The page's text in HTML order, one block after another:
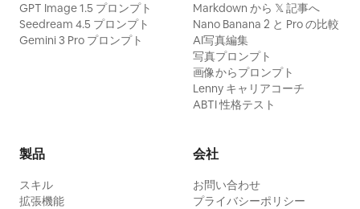
GPT Image 1.5 プロンプト
Seedream 4.5 プロンプト
Gemini 3 Pro プロンプト
Markdown から 𝕏 記事へ
Nano Banana 2 と Pro の比較
AI写真編集
写真プロンプト
画像からプロンプト
Lenny キャリアコーチ
ABTI 性格テスト
製品
スキル
拡張機能
会社
お問い合わせ
プライバシーポリシー